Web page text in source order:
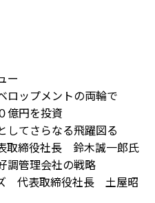
ー
ップメントの両輪で
円を投資
てさらなる飛躍図る
締役社長 鈴木誠一郎氏
管理会社の戦略
代表取締役社長 土屋昭